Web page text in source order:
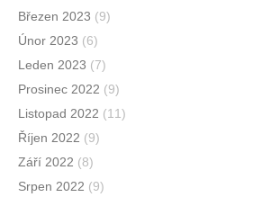
Březen 2023 (9)
Únor 2023 (6)
Leden 2023 (7)
Prosinec 2022 (9)
Listopad 2022 (11)
Říjen 2022 (9)
Září 2022 (8)
Srpen 2022 (9)